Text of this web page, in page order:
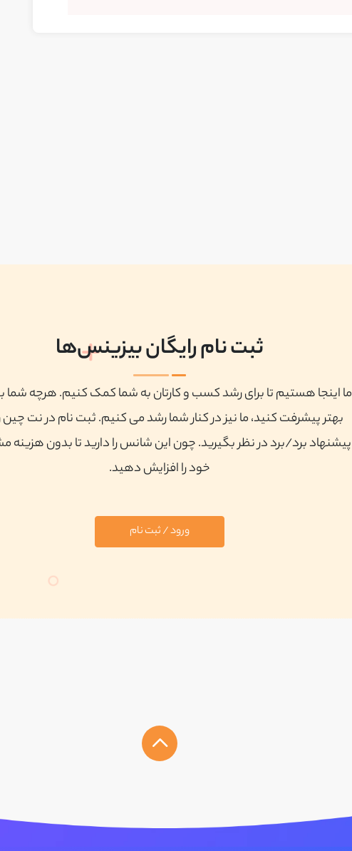
ثبت نام رایگان بیزینس‌ها
ما اینجا هستیم تا برای رشد کسب و کارتان به شما کمک کنیم. هرچه شما
بهتر پیشرفت کنید، ما نیز در کنار شما رشد می کنیم. ثبت نام در نت چین
پیشنهاد برد/برد در نظر بگیرید. چون این شانس را دارید تا بدون هزینه
خود را افزایش دهید.
ورود / ثبت نام